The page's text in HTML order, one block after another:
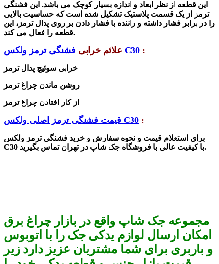
این قطعه از نظر ابعاد و اندازه بسیار کوچک می باشد. این فشنگی
ترمز از یک قسمت پلاستیک تشکیل شده است که حساسیت بالایی
را در برابر فشار داشته و راننده با فشار دادن بر روی پدال ترمز، این
قطعه را فعال می کند.
علائم خرابی فشنگی ترمز ولکس C30 :
خرابی سوئیچ پدال ترمز
روشن ماندن چراغ ترمز
از کار افتادن چراغ ترمز
قیمت فشنگی ترمز اصلی ولکس C30 :
برای استعلام قیمت و نحوه سفارش و خرید فشنگی ترمز ولکس
C30 با کیفیت عالی با فروشگاه جک شاپ در تهران تماس بگیرید.
مجموعه جک شاپ واقع در بازار چراغ برق
امکان ارسال لوازم یدکی جک را با اتوبوس
و باربری برای شما مشتریان عزیز دارد زیر